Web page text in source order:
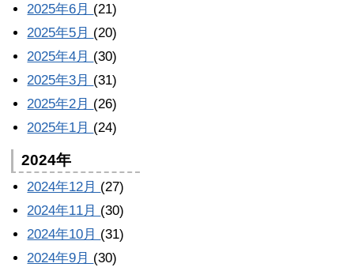
2025年6月 (21)
2025年5月 (20)
2025年4月 (30)
2025年3月 (31)
2025年2月 (26)
2025年1月 (24)
2024年
2024年12月 (27)
2024年11月 (30)
2024年10月 (31)
2024年9月 (30)